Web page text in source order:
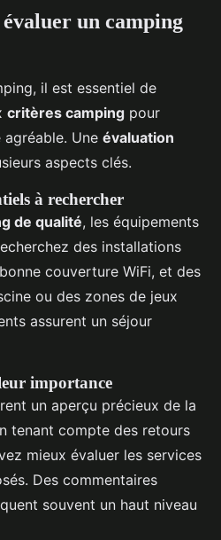
un camping
il est essentiel de
critères camping pour
Une évaluation
aspects clés.
à rechercher
de qualité, les équipements
des installations
couverture WiFi, et des
ou des zones de jeux
assurent un séjour
importance
un aperçu précieux de la
tenant compte des retours
mieux évaluer les services
Des commentaires
souvent un haut niveau